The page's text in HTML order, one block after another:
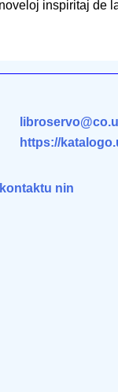
inspiritaj de
https://
kontaktu nin